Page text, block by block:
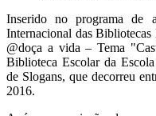
Inserido no programa de
Internacional das
@doça a vida – Tema
Biblioteca Escolar da
de Slogans, que decorreu
2016.